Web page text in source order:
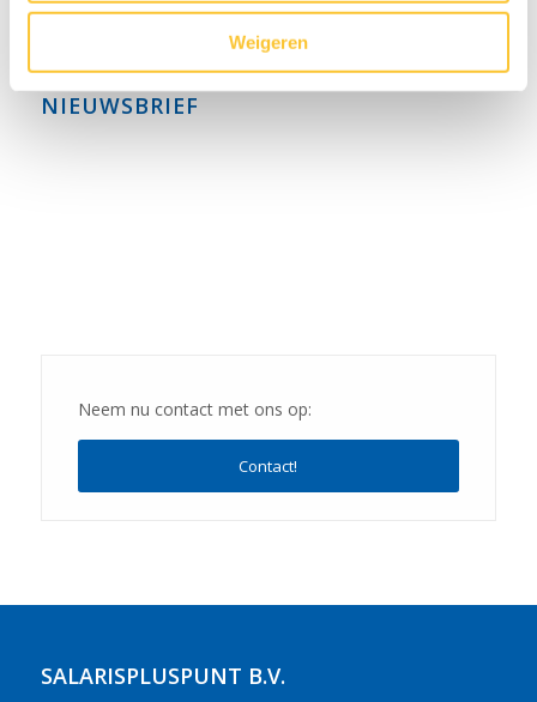
Weigeren
april 2022
NIEUWSBRIEF
Neem nu contact met ons op:
Contact!
SALARISPLUSPUNT B.V.